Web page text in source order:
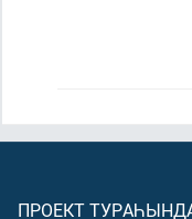
ПРОЕКТ